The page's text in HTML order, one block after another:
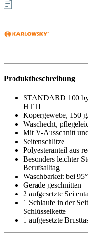
Produktbeschreibung
STANDARD 100
HTTI
Köpergewebe, 150
Waschecht,
Mit V-Ausschnitt
Seitenschlitze
Polyesteranteil aus
Besonders leichter
Berufsalltag
Waschbarkeit bei
Gerade geschnitten
2 aufgesetzte
1 Schlaufe in der
Schlüsselkette
1 aufgesetzte